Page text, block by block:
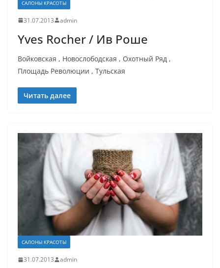
САЛОНЫ КРАСОТЫ
31.07.2013 admin
Yves Rocher / Ив Роше
Войковская , Новослободская , Охотный Ряд ,
Площадь Революции , Тульская
Читать далее
САЛОНЫ КРАСОТЫ
31.07.2013 admin